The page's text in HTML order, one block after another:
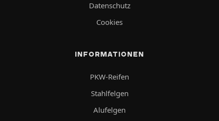
Datenschutz
Cookies
INFORMATIONEN
PKW-Reifen
Stahlfelgen
Alufelgen